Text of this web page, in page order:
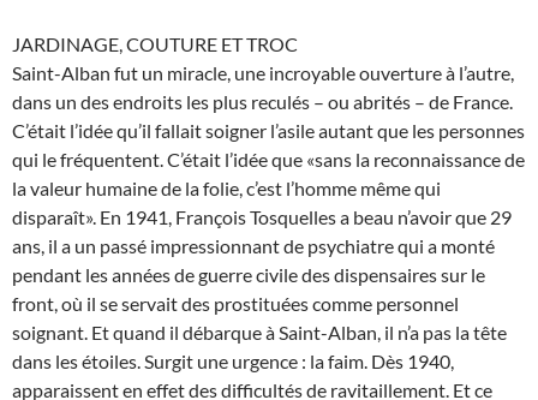
JARDINAGE, COUTURE ET TROC
Saint-Alban fut un miracle, une incroyable ouverture à l’autre,
dans un des endroits les plus reculés – ou abrités – de France.
C’était l’idée qu’il fallait soigner l’asile autant que les personnes
qui le fréquentent. C’était l’idée que «sans la reconnaissance de
la valeur humaine de la folie, c’est l’homme même qui
disparaît». En 1941, François Tosquelles a beau n’avoir que 29
ans, il a un passé impressionnant de psychiatre qui a monté
pendant les années de guerre civile des dispensaires sur le
front, où il se servait des prostituées comme personnel
soignant. Et quand il débarque à Saint-Alban, il n’a pas la tête
dans les étoiles. Surgit une urgence : la faim. Dès 1940,
apparaissent en effet des difficultés de ravitaillement. Et ce